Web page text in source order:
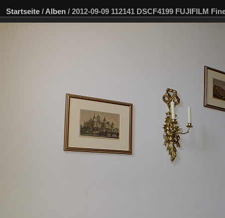
Startseite / Alben / 2012-09-09 112141 DSCF4199 FUJIFILM